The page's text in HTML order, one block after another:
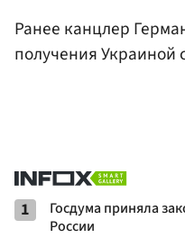
Ранее канцлер
получения Украиной
1
Госдума приняла
России